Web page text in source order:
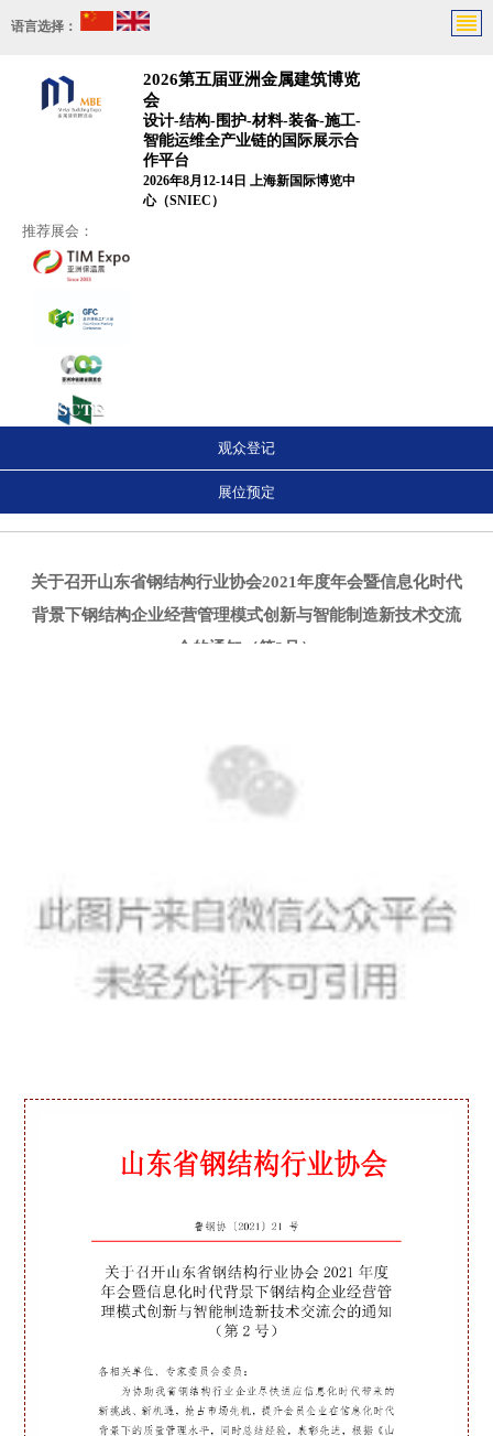
语言选择：
2026第五届亚洲金属建筑博览
会
设计-结构-围护-材料-装备-施工-
智能运维全产业链的国际展示合
作平台
2026年8月12-14日 上海新国际博览中
心（SNIEC）
推荐展会：
观众登记
展位预定
关于召开山东省钢结构行业协会2021年度年会暨信息化时代
背景下钢结构企业经营管理模式创新与智能制造新技术交流
会的通知（第2号）